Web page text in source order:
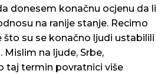
donesem konačnu ocjenu da li
na ranije stanje. Recimo
što su se konačno ljudi ustabilili
na ljude, Srbe,
taj termin povratnici više